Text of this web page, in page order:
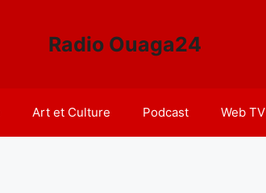
Radio Ouaga24
Art et Culture Podcast Web TV